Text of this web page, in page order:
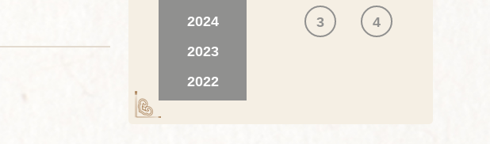
2024
2023
2022
3 4